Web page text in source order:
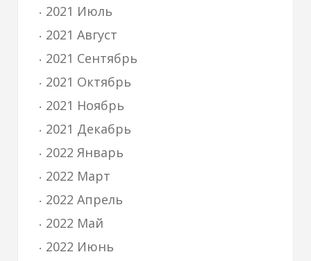
2021 Июль
2021 Август
2021 Сентябрь
2021 Октябрь
2021 Ноябрь
2021 Декабрь
2022 Январь
2022 Март
2022 Апрель
2022 Май
2022 Июнь